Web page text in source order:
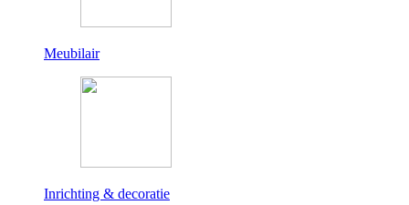
Meubilair
Inrichting & decoratie